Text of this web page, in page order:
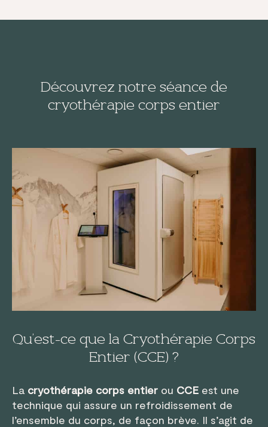
Découvrez notre séance de
cryothérapie corps entier
Qu’est-ce que la Cryothérapie Corps
Entier (CCE) ?
La cryothérapie corps entier ou CCE est une
technique qui assure un refroidissement de
l’ensemble du corps, de façon brève. Il s’agit de